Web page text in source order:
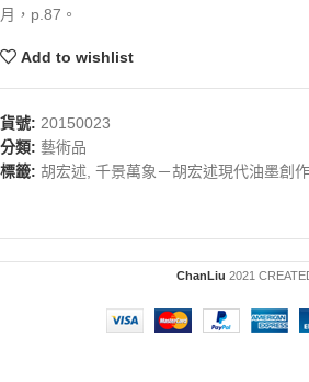
月，p.87。
Add to wishlist
貨號: 20150023
分類: 藝術品
標籤: 胡宏述 千景萬象－胡宏述現代油墨創
ChanLiu 2021